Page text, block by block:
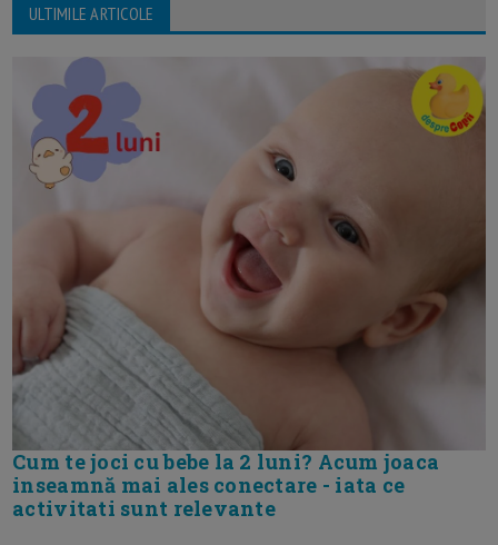
ULTIMILE ARTICOLE
Cum te joci cu bebe la 2 luni? Acum joaca
inseamnă mai ales conectare - iata ce
activitati sunt relevante